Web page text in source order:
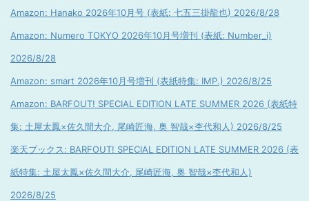
Amazon: Hanako 2026年10月号 (表紙: 七五三掛龍也) 2026/8/28
Amazon: Numero TOKYO 2026年10月号増刊 (表紙: Number_i)
2026/8/28
Amazon: smart 2026年10月号増刊 (表紙特集: IMP.) 2026/8/25
Amazon: BARFOUT! SPECIAL EDITION LATE SUMMER 2026 (表紙特
集: 土屋太鳳×佐久間大介, 尾崎匠海, 奥 智哉×杢代和人) 2026/8/25
楽天ブックス: BARFOUT! SPECIAL EDITION LATE SUMMER 2026 (表
紙特集: 土屋太鳳×佐久間大介, 尾崎匠海, 奥 智哉×杢代和人)
2026/8/25